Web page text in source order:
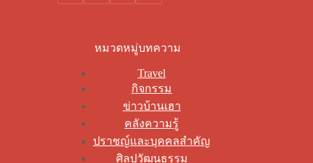
หมวดหมู่บทความ
Travel
กิจกรรม
ข่าวบ้านเฮา
คลังความรู้
ปราชญ์และบุคคลสำคัญ
ศิลปวัฒนธรรม